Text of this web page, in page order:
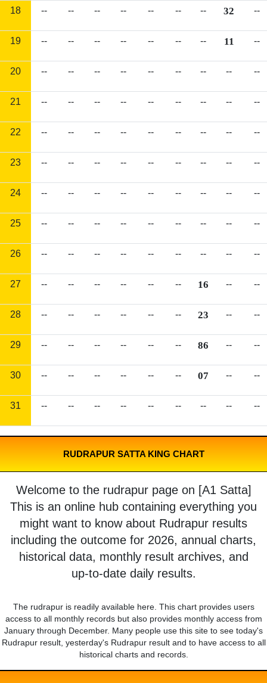
18 -- -- -- -- -- -- -- 32 --
19 -- -- -- -- -- -- -- 11 --
20 -- -- -- -- -- -- -- -- --
21 -- -- -- -- -- -- -- -- --
22 -- -- -- -- -- -- -- -- --
23 -- -- -- -- -- -- -- -- --
24 -- -- -- -- -- -- -- -- --
25 -- -- -- -- -- -- -- -- --
26 -- -- -- -- -- -- -- -- --
27 -- -- -- -- -- -- 16 -- --
28 -- -- -- -- -- -- 23 -- --
29 -- -- -- -- -- -- 86 -- --
30 -- -- -- -- -- -- 07 -- --
31 -- -- -- -- -- -- -- -- --
RUDRAPUR SATTA KING CHART
Welcome to the rudrapur page on [A1 Satta]
This is an online hub containing everything you
might want to know about Rudrapur results
including the outcome for 2026, annual charts,
historical data, monthly result archives, and
up-to-date daily results.
The rudrapur is readily available here. This chart provides users
access to all monthly records but also provides monthly access from
January through December. Many people use this site to see today's
Rudrapur result, yesterday's Rudrapur result and to have access to all
historical charts and records.